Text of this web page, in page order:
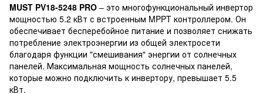
MUST PV18-5248 PRO – это многофункциональный инвертор
мощностью 5.2 кВт с встроенным MPPT контроллером. Он
обеспечивает бесперебойное питание и позволяет снижать
потребление электроэнергии из общей электросети
благодаря функции "смешивания" энергии от солнечных
панелей. Максимальная мощность солнечных панелей,
которые можно подключить к инвертору, превышает 5.5
кВт.